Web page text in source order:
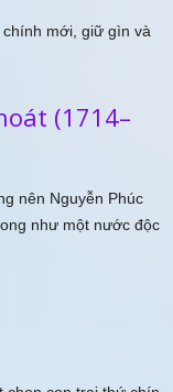
mới, giữ gìn và
(1714–
nên Nguyễn Phúc
như một nước độc